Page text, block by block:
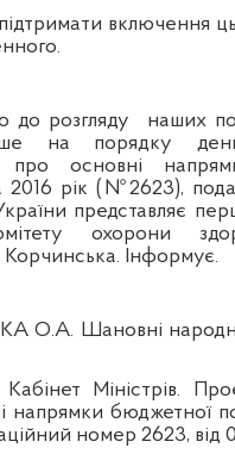
включення
до розгляду
наших
на порядку
про основні
2016 рік (№2623),
представляє
охорони
Корчинська. Інформує.
О.А. Шановні
Кабінет Міністрів.
напрямки бюджетної
номер 2623, від